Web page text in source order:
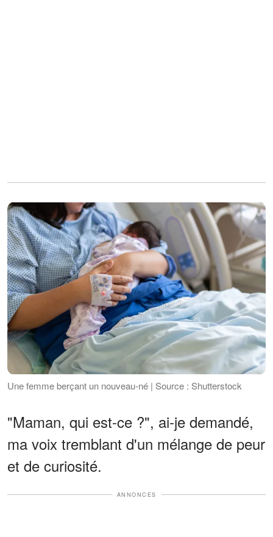
Une femme berçant un nouveau-né | Source : Shutterstock
"Maman, qui est-ce ?", ai-je demandé,
ma voix tremblant d'un mélange de peur
et de curiosité.
ANNONCES